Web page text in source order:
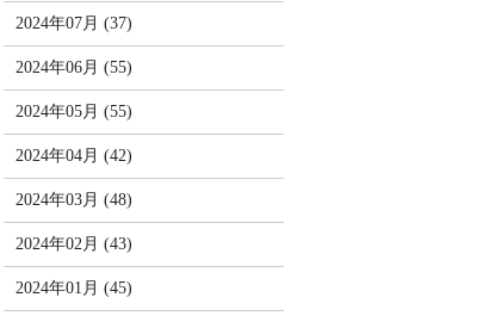
2024年07月 (37)
2024年06月 (55)
2024年05月 (55)
2024年04月 (42)
2024年03月 (48)
2024年02月 (43)
2024年01月 (45)